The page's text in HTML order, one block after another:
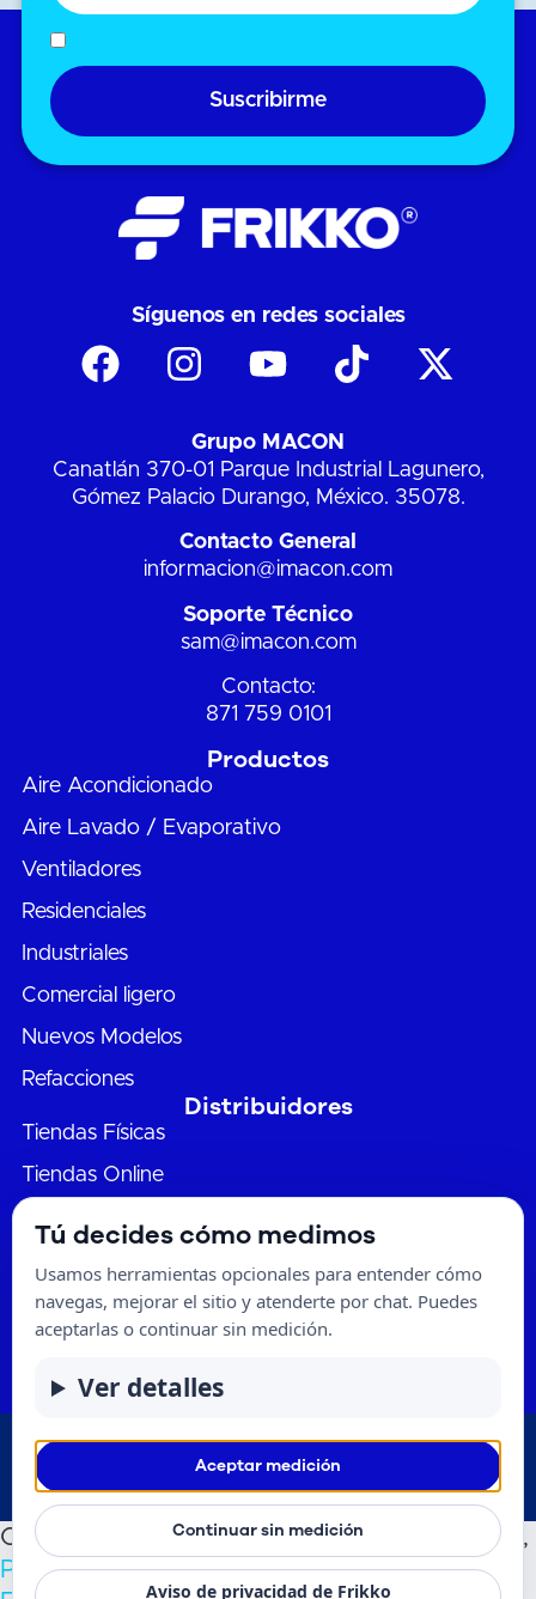
Suscribirme
Síguenos en redes sociales
Grupo MACON
Canatlán 370-01 Parque Industrial Lagunero,
Gómez Palacio Durango, México. 35078.
Contacto General
informacion@imacon.com
Soporte Técnico
sam@imacon.com
Contacto:
871 759 0101
Productos
Aire Acondicionado
Aire Lavado / Evaporativo
Ventiladores
Residenciales
Industriales
Comercial ligero
Nuevos Modelos
Refacciones
Distribuidores
Tiendas Físicas
Tiendas Online
Soporte
Solicitud de Garantía
Condiciones de Garantía
Aviso de Privacidad
Categorías: Aire Lavado / Evaporativo Frikko ,
Portátil,Residenciales,Sólo FríoEtiqueta:
Tú decides cómo medimos
Usamos herramientas opcionales para entender cómo
navegas, mejorar el sitio y atenderte por chat. Puedes
aceptarlas o continuar sin medición.
Ver detalles
Aceptar medición
Continuar sin medición
Aviso de privacidad de Frikko